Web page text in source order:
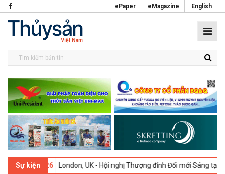
ePaper eMagazine English
Sự kiện
02-2026 London, UK - Hội nghị Thượng đỉnh Đổi mới Sáng tạo trong